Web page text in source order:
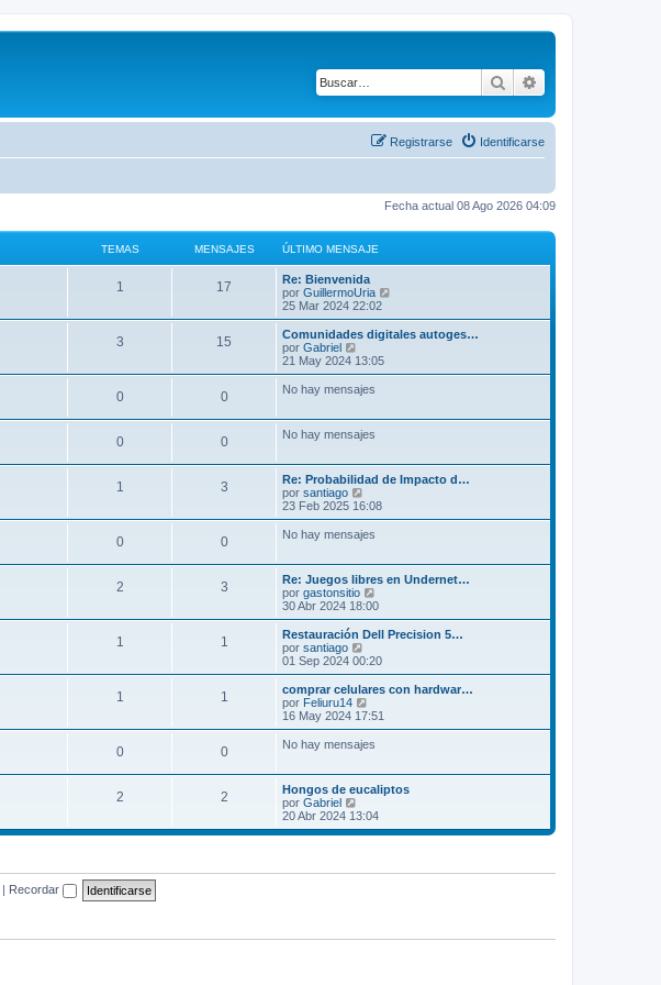
Buscar
Identificarse
Registrarse
Fecha actual 08 Ago 2026 04:09
TEMAS MENSAJES ÚLTIMO MENSAJE
1 17
Re: Bienvenida
por GuillermoUria
r
ú
e
a
j
25 Mar 2024 22:02
3 15
Comunidades digitales autoges…
por Gabriel
e
r
ú
l
i
m
m
e
n
s
a
j
e
21 May 2024 13:05
0 0 No hay mensajes
0 0 No hay mensajes
1 3
Re: Probabilidad de Impacto d…
por santiago
e
r
ú
i
m
o
m
e
n
a
j
e
23 Feb 2025 16:08
0 0 No hay mensajes
2 3
Re: Juegos libres en Undernet…
por gastonsitio
e
r
ú
t
o
m
e
j
e
30 Abr 2024 18:00
1 1
Restauración Dell Precision 5…
por santiago
e
r
ú
l
t
o
e
n
a
j
01 Sep 2024 00:20
1 1
comprar celulares con hardwar…
por Feliuru14
e
r
ú
m
m
e
a
16 May 2024 17:51
0 0 No hay mensajes
2 2
Hongos de eucaliptos
por Gabriel
e
r
20 Abr 2024 13:04
| Recordar